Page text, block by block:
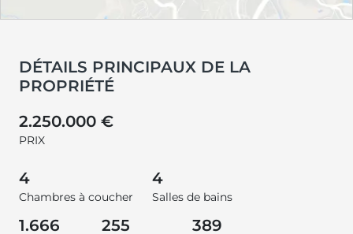
DÉTAILS PRINCIPAUX DE LA
PROPRIÉTÉ
2.250.000 €
PRIX
4
Chambres à coucher
4
Salles de bains
1.666 255 389